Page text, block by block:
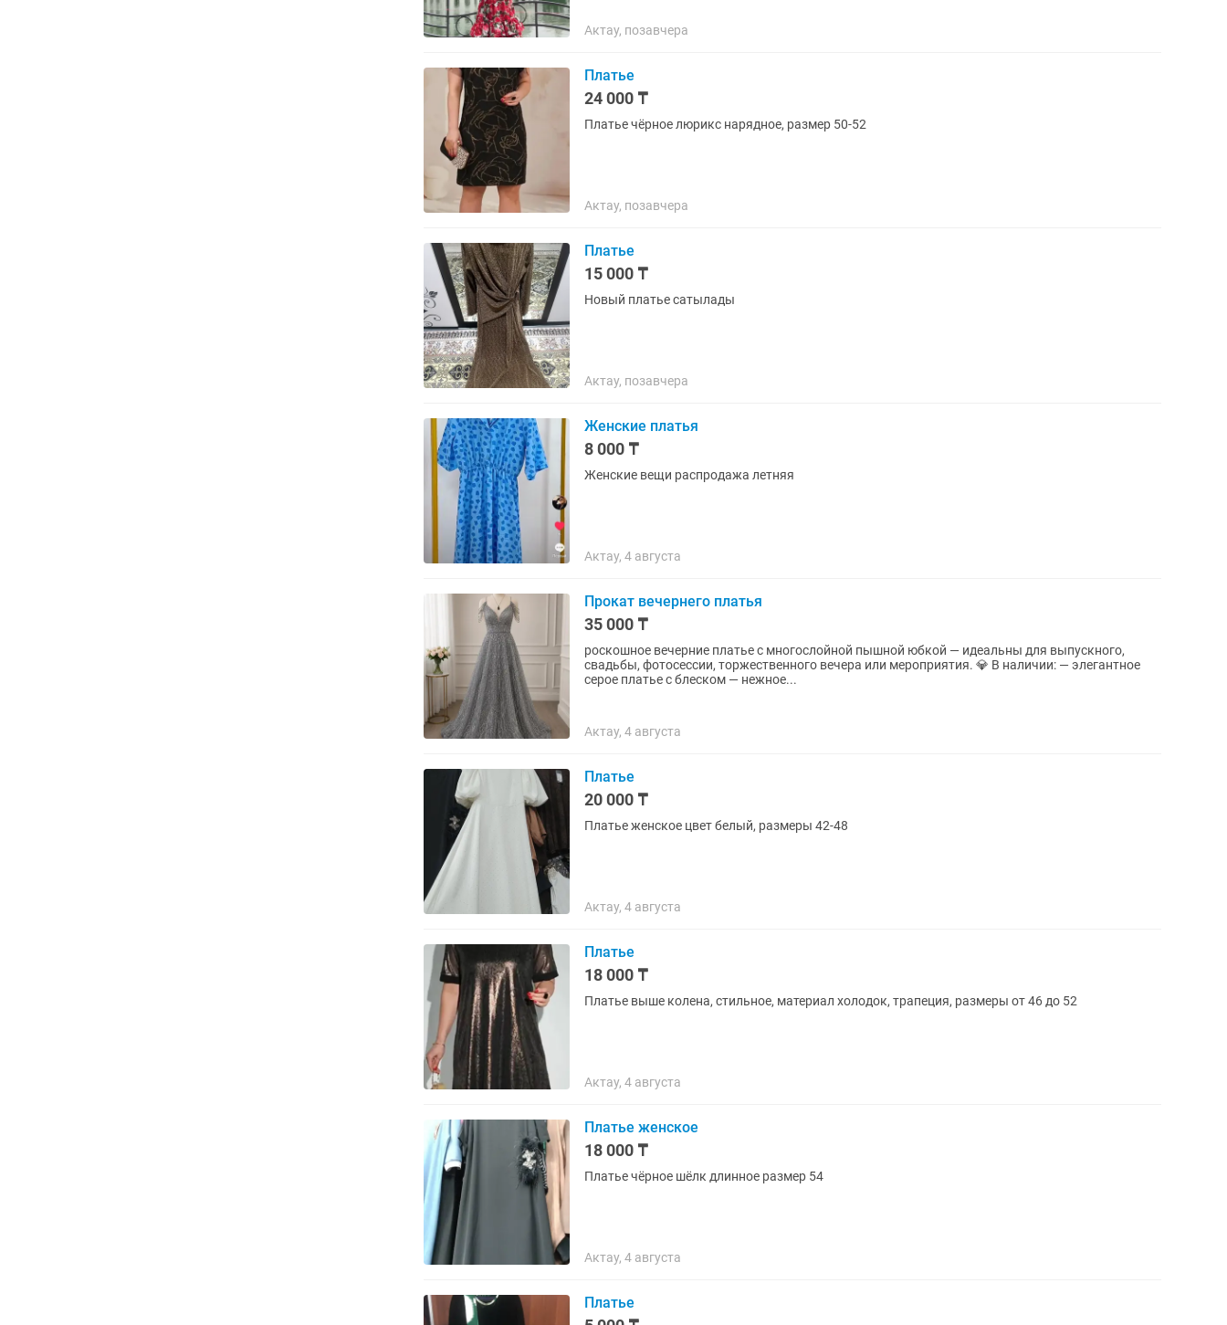
Актау, позавчера
Платье
24 000 ₸
Платье чёрное люрикс нарядное, размер 50-52
Актау, позавчера
Платье
15 000 ₸
Новый платье сатылады
Актау, позавчера
Женские платья
8 000 ₸
Женские вещи распродажа летняя
Актау, 4 августа
Прокат вечернего платья
35 000 ₸
роскошное вечерние платье с многослойной пышной юбкой — идеальны для выпускного,
свадьбы, фотосессии, торжественного вечера или мероприятия. 💎 В наличии: — элегантное
серое платье с блеском — нежное...
Актау, 4 августа
Платье
20 000 ₸
Платье женское цвет белый, размеры 42-48
Актау, 4 августа
Платье
18 000 ₸
Платье выше колена, стильное, материал холодок, трапеция, размеры от 46 до 52
Актау, 4 августа
Платье женское
18 000 ₸
Платье чёрное шёлк длинное размер 54
Актау, 4 августа
Платье